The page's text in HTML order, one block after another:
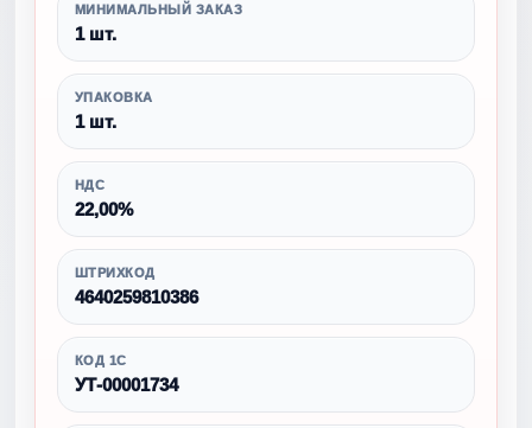
МИНИМАЛЬНЫЙ ЗАКАЗ
1 шт.
УПАКОВКА
1 шт.
НДС
22,00%
ШТРИХКОД
4640259810386
КОД 1С
УТ-00001734